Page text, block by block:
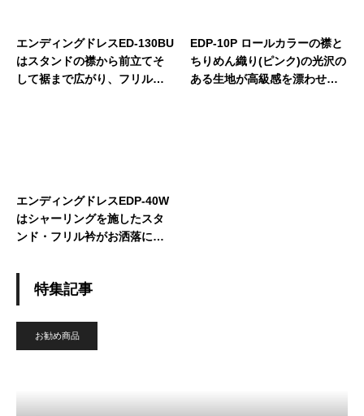
エンディングドレスED-130BU
はスタンドの襟から前立てそ
して裾まで広がり、フリルと
EDP-10P ロールカラーの襟と
ちりめん織り(ピンク)の光沢の
ある生地が高級感を漂わせま
エンディングドレスEDP-40W
はシャーリングを施したスタ
ンド・フリル衿がお洒落に演
特集記事
お勧め商品